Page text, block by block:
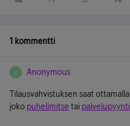
1 kommentti
A Anonymous
Tilausvahvistuksen saat
joko puhelimitse tai